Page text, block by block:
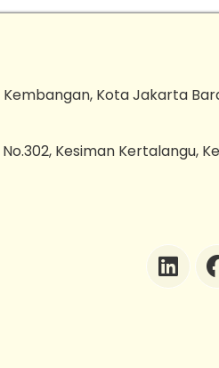
Kota Jakarta
Kesiman Kertalangu,